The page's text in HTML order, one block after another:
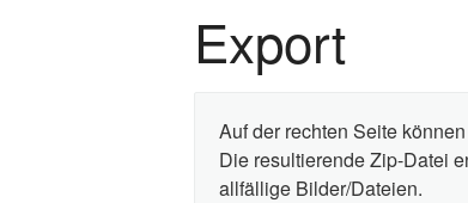
Export
Auf der rechten Seite
Die resultierende Zip-Datei
allfällige Bilder/Dateien.